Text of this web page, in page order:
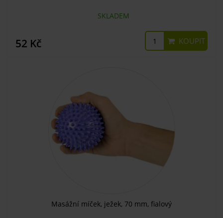
SKLADEM
52 Kč KOUPIT
Masážní míček, ježek, 70 mm, fialový